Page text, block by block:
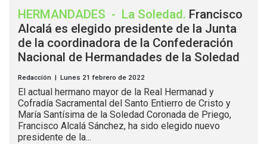
HERMANDADES - La Soledad. Francisco
Alcalá es elegido presidente de la Junta
de la coordinadora de la Confederación
Nacional de Hermandades de la Soledad
Redacción | Lunes 21 febrero de 2022
El actual hermano mayor de la Real Hermanad y
Cofradía Sacramental del Santo Entierro de Cristo y
María Santísima de la Soledad Coronada de Priego,
Francisco Alcalá Sánchez, ha sido elegido nuevo
presidente de la...